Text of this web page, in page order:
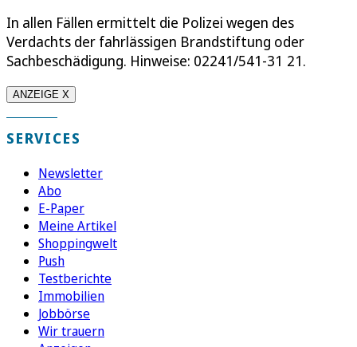
In allen Fällen ermittelt die Polizei wegen des
Verdachts der fahrlässigen Brandstiftung oder
Sachbeschädigung. Hinweise: 02241/541-31 21.
ANZEIGE X
SERVICES
Newsletter
Abo
E-Paper
Meine Artikel
Shoppingwelt
Push
Testberichte
Immobilien
Jobbörse
Wir trauern